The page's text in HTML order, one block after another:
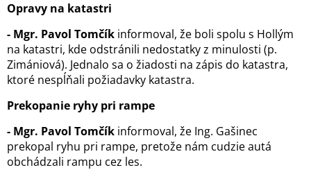
Opravy na katastri
- Mgr. Pavol Tomčík informoval, že boli spolu s Hollým
na katastri, kde odstránili nedostatky z minulosti (p.
Zimániová). Jednalo sa o žiadosti na zápis do katastra,
ktoré nespĺňali požiadavky katastra.
Prekopanie ryhy pri rampe
- Mgr. Pavol Tomčík informoval, že Ing. Gašinec
prekopal ryhu pri rampe, pretože nám cudzie autá
obchádzali rampu cez les.